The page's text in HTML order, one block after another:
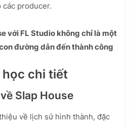
producer.
với FL Studio không chỉ là một
đường dẫn đến thành công
học chi tiết
Slap House
về lịch sử hình thành, đặc